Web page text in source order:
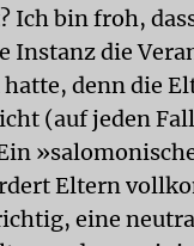
Ich bin froh,
Instanz die
denn die
(auf jeden
Eltern
eine